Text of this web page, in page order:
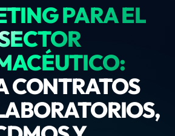
PARA EL
CONTRATOS